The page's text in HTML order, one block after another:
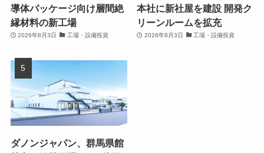
導体パッケージ向け層間絶
縁材料の新工場
2026年8月3日 工場・設備投資
本社に新社屋を建設 開発ク
リーンルームを拡充
2026年8月3日 工場・設備投資
ダノンジャパン、群馬県館